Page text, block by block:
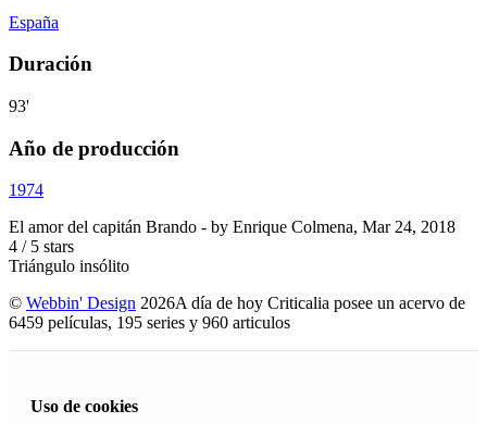
España
Duración
93'
Año de producción
1974
El amor del capitán Brando - by Enrique Colmena, Mar 24, 2018
4 / 5 stars
Triángulo insólito
© Webbin' Design 2026A día de hoy Criticalia posee un acervo de
6459 películas, 195 series y 960 articulos
Uso de cookies